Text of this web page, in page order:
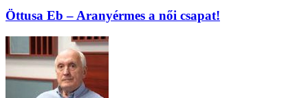
Öttusa Eb – Aranyérmes a női csapat!